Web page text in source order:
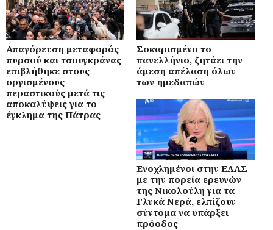
Απαγόρευση μεταφοράς
πυρσού και τσουγκράνας
επιβλήθηκε στους
οργισμένους
περαστικούς μετά τις
αποκαλύψεις για το
έγκλημα της Πάτρας
Σοκαρισμένο το
πανελλήνιο, ζητάει την
άμεση απέλαση όλων
των ημεδαπών
Ενοχλημένοι στην ΕΛΑΣ
με την πορεία ερευνών
της Νικολούλη για τα
Γλυκά Νερά, ελπίζουν
σύντομα να υπάρξει
πρόοδος